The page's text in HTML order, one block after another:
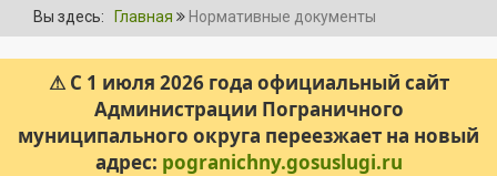
Вы здесь: Главная Нормативные документы
⚠ С 1 июля 2026 года официальный сайт
Администрации Пограничного
муниципального округа переезжает на новый
адрес: pogranichny.gosuslugi.ru